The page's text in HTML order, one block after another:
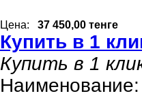
Цена: 37 450,00 тенге
Купить в 1
Купить в 1
Наименование: